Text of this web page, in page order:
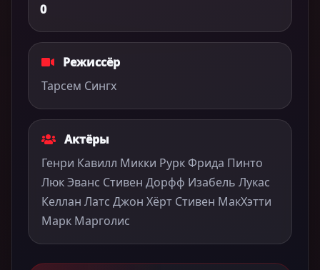
0
Режиссёр
Тарсем Сингх
Актёры
Генри Кавилл Микки Рурк Фрида Пинто
Люк Эванс Стивен Дорфф Изабель Лукас
Келлан Латс Джон Хёрт Стивен МакХэтти
Марк Марголис